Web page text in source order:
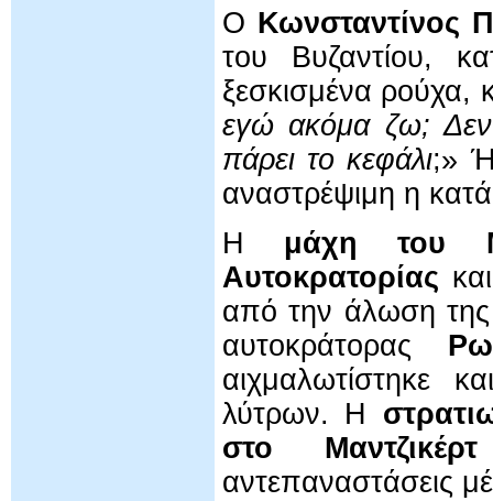
Ο Κωνσταντίνος
του Βυζαντίου,
ξεσκισμένα ρούχα,
εγώ ακόμα ζω; Δεν
πάρει το κεφάλι;»
αναστρέψιμη η
Η μάχη του
Αυτοκρατορίας
από την άλωση
αυτοκράτορας
αιχμαλωτίστηκε
λύτρων. Η
στο Μαντζικέρτ
αντεπαναστάσεις